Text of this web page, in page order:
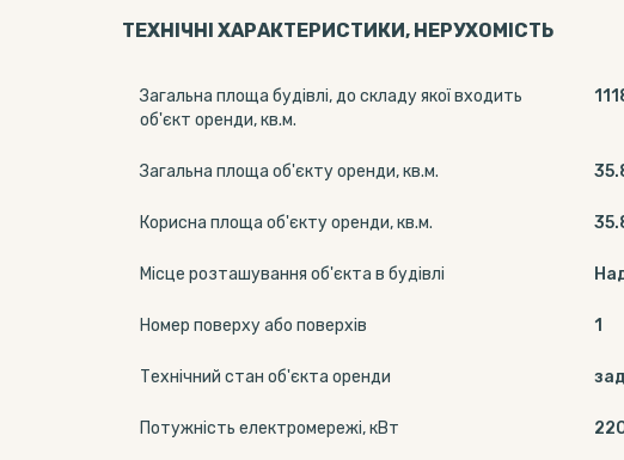
ТЕХНІЧНІ ХАРАКТЕРИСТИКИ, НЕРУХОМІСТЬ
Загальна площа будівлі, до складу якої входить
об'єкт оренди, кв.м.
Загальна площа об'єкту оренди, кв.м.
Корисна площа об'єкту оренди, кв.м.
Місце розташування об'єкта в будівлі
Номер поверху або поверхів 1
Технічний стан об'єкта оренди
Потужність електромережі, кВт